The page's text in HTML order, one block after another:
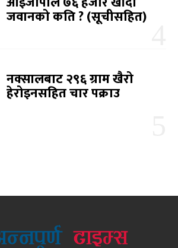
जवानको कति ? (सूचीसहित)
नक्सालबाट २९६ ग्राम खैरो
हेरोइनसहित चार पक्राउ